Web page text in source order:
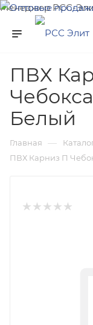
Менеджер РСС-
Напишите нам и
для Вас!
ПВХ
Белый
Главная —
ПВХ Карниз П